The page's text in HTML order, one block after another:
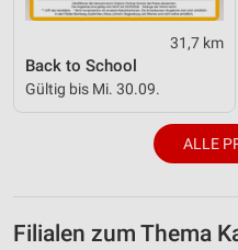
31,7 km
Back to School
Gültig bis Mi. 30.09.
ALLE
Filialen zum Thema